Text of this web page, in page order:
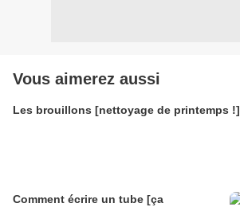
Vous aimerez aussi
Les brouillons [nettoyage de printemps !]
Comment écrire un tube [ça